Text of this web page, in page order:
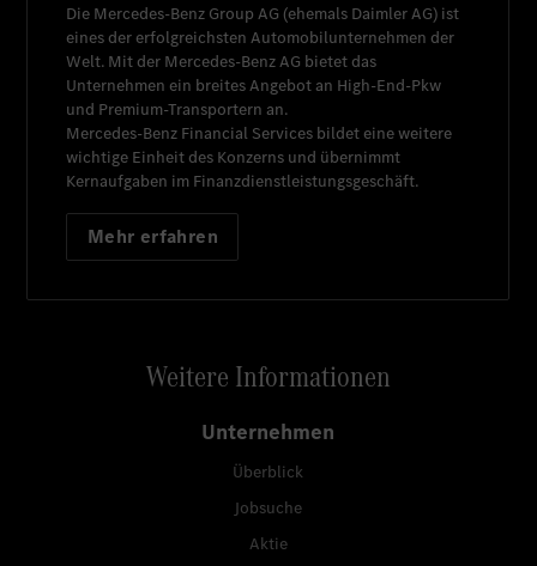
Die Mercedes-Benz Group AG (ehemals Daimler AG) ist
eines der erfolgreichsten Automobilunternehmen der
Welt. Mit der Mercedes-Benz AG bietet das
Unternehmen ein breites Angebot an High-End-Pkw
und Premium-Transportern an.
Mercedes-Benz Financial Services bildet eine weitere
wichtige Einheit des Konzerns und übernimmt
Kernaufgaben im Finanzdienstleistungsgeschäft.
Mehr erfahren
Weitere Informationen
Unternehmen
Überblick
Jobsuche
Aktie